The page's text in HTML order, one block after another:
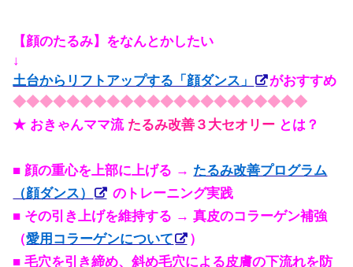
【顔のたるみ】をなんとかしたい
↓
土台からリフトアップする「顔ダンス」
がおすすめ
◆◆◆◆◆◆◆◆◆◆◆◆◆◆◆◆◆◆◆◆◆◆
★ おきゃんママ流 たるみ改善３大セオリー とは？
■ 顔の重心を上部に上げる → たるみ改善プログラム
（顔ダンス）
のトレーニング実践
■ その引き上げを維持する → 真皮のコラーゲン補強
（愛用コラーゲンについて
）
■ 毛穴を引き締め、斜め毛穴による皮膚の下流れを防